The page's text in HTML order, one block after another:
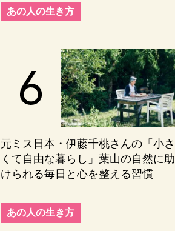
あの人の生き方
元ミス日本・伊藤千桃さんの「小さ
くて自由な暮らし」葉山の自然に助
けられる毎日と心を整える習慣
あの人の生き方